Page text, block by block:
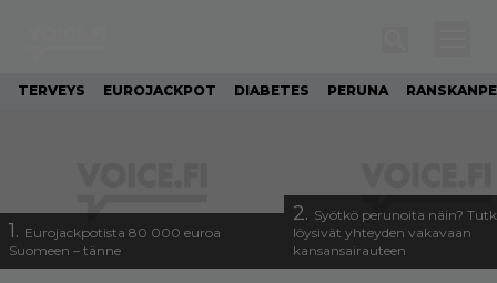
TERVEYS EUROJACKPOT DIABETES PERUNA
1. Eurojackpotista 80 000 euroa
Suomeen – tänne
2. Syötkö perunoita näin?
löysivät yhteyden vakavaan
kansansairauteen